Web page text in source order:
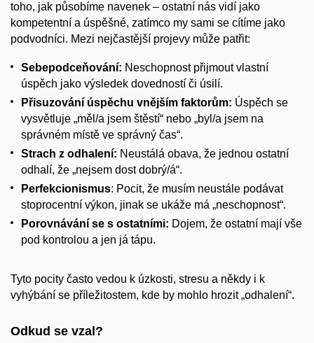
toho, jak působíme navenek – ostatní nás vidí jako
kompetentní a úspěšné, zatímco my sami se cítíme jako
podvodníci. Mezi nejčastější projevy může patřit:
Sebepodceňování: Neschopnost přijmout vlastní
úspěch jako výsledek dovedností či úsilí.
Přisuzování úspěchu vnějším faktorům: Úspěch se
vysvětluje „měl/a jsem štěstí“ nebo „byl/a jsem na
správném místě ve správný čas“.
Strach z odhalení: Neustálá obava, že jednou ostatní
odhalí, že „nejsem dost dobrý/á“.
Perfekcionismus: Pocit, že musím neustále podávat
stoprocentní výkon, jinak se ukáže má „neschopnost“.
Porovnávání se s ostatními: Dojem, že ostatní mají vše
pod kontrolou a jen já tápu.
Tyto pocity často vedou k úzkosti, stresu a někdy i k
vyhýbání se příležitostem, kde by mohlo hrozit „odhalení“.
Odkud se vzal?